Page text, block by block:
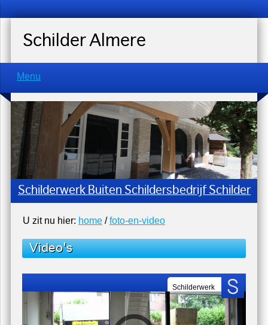
Schilder Almere
Menu
Schilderwerk Buiten Schildersbedrijf Schilder
U zit nu hier:home/foto-en-video